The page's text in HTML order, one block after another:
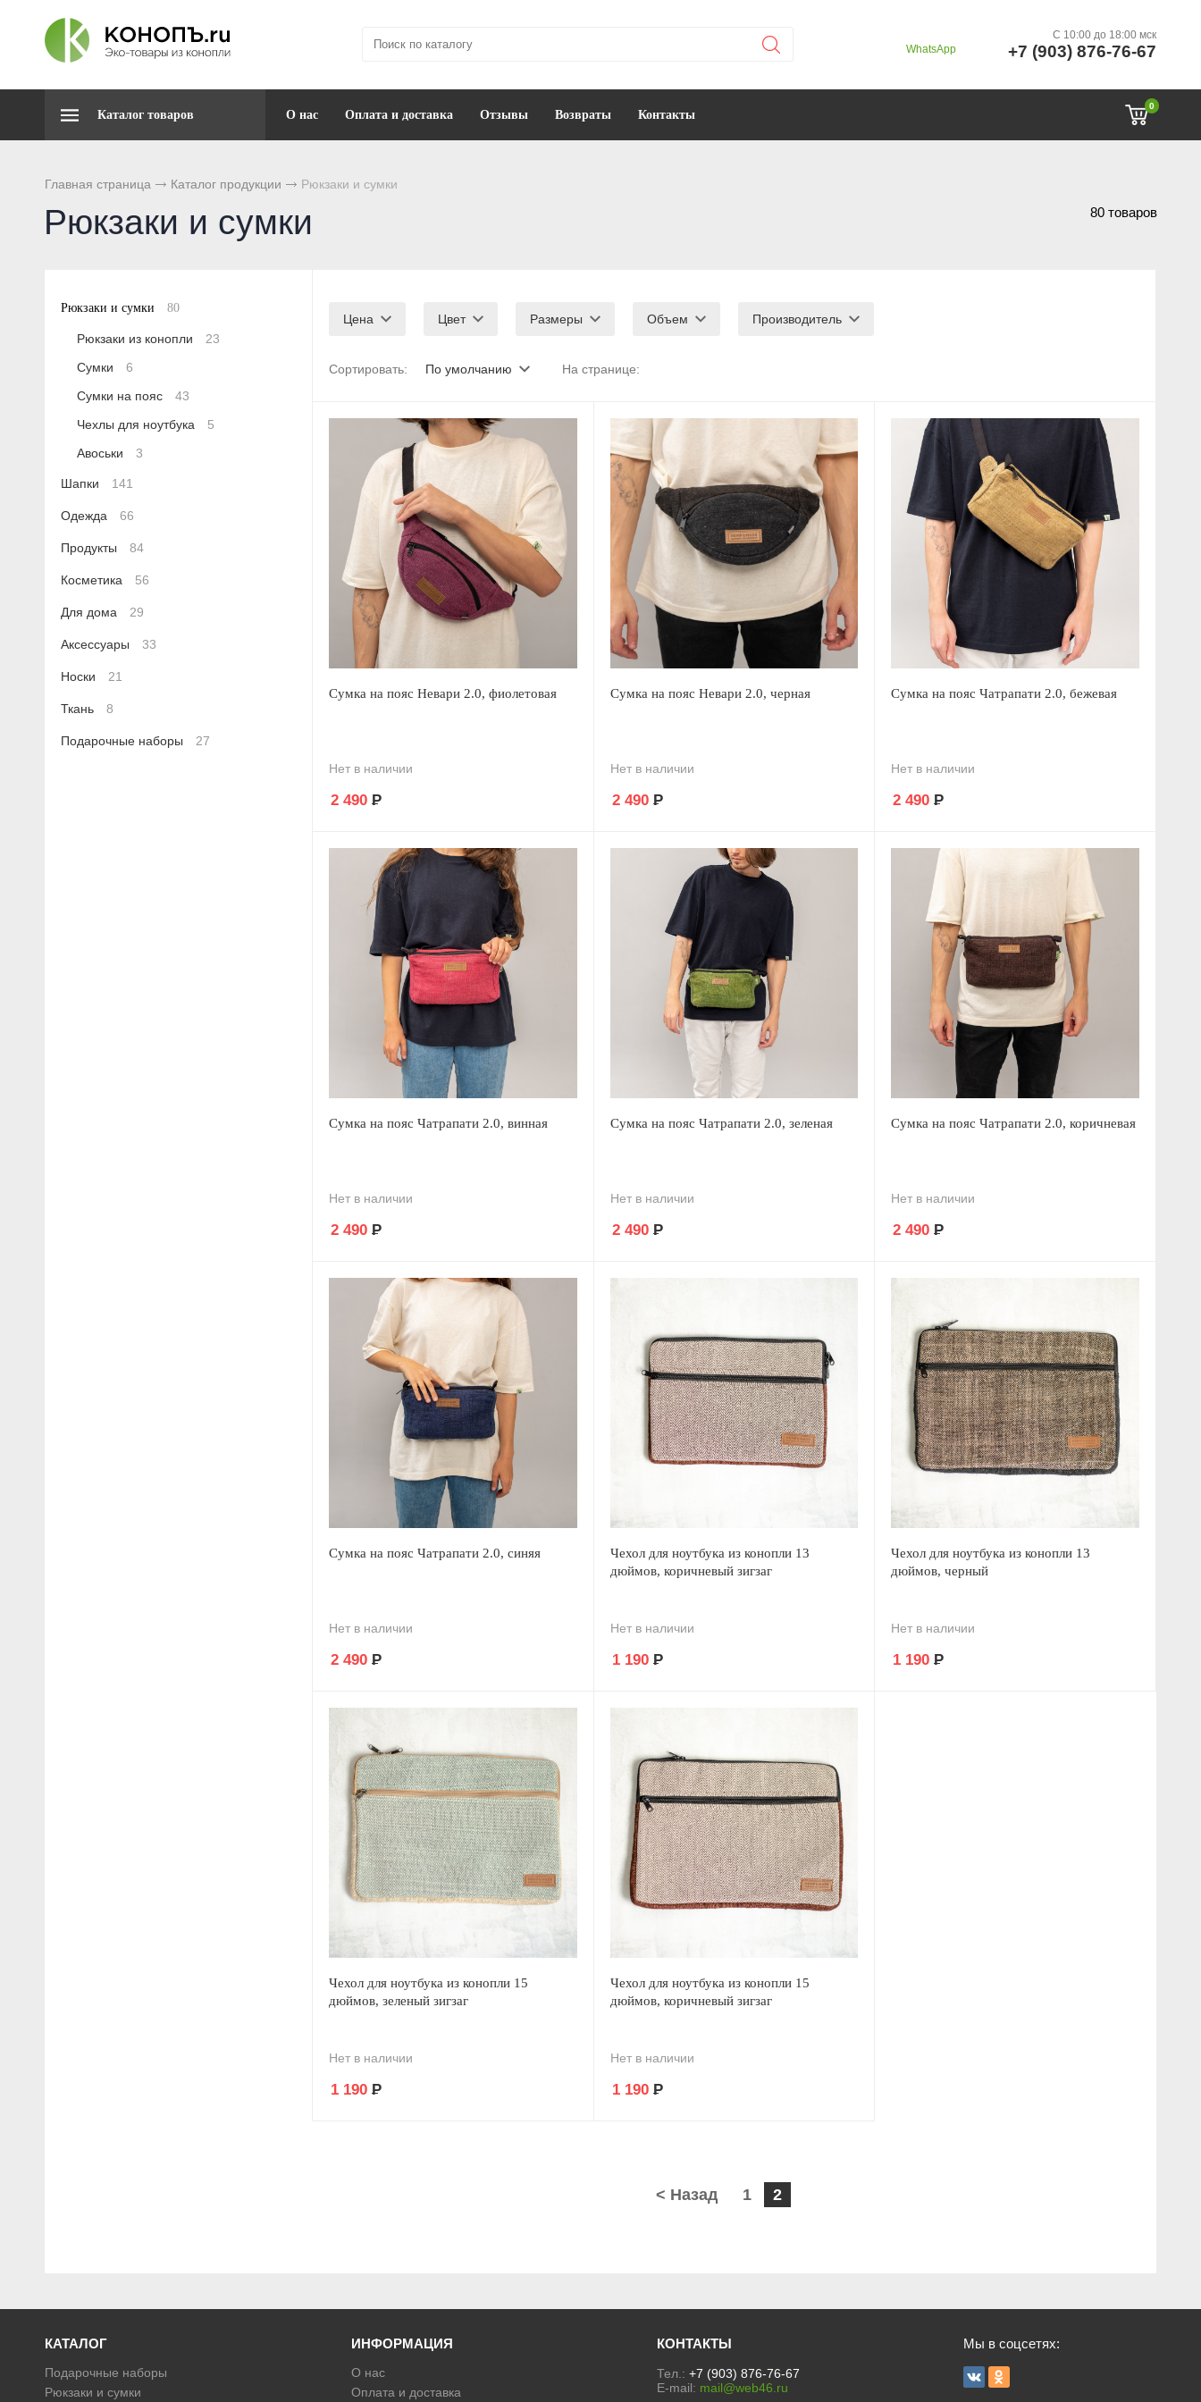
WhatsApp
C 10:00 до 18:00 мск
+7 (903) 876-76-67
0
Каталог товаров О нас Оплата и доставка Отзывы Возвраты Контакты
Главная страница Каталог продукции Рюкзаки и сумки
80 товаров
Рюкзаки и сумки
Цена Цвет Размеры Объем Производитель
Сортировать: По умолчанию На странице:
Сумка на пояс Невари 2.0, фиолетовая
Нет в наличии
2 490 Р
Сумка на пояс Невари 2.0, черная
Нет в наличии
2 490 Р
Сумка на пояс Чатрапати 2.0, бежевая
Нет в наличии
2 490Р
Сумка на пояс Чатрапати 2.0, винная
Нет в наличии
2 490 Р
Сумка на пояс Чатрапати 2.0, зеленая
Нет в наличии
2 490 Р
Сумка на пояс Чатрапати 2.0, коричневая
Нет в наличии
2 490Р
Сумка на пояс Чатрапати 2.0, синяя
Нет в наличии
2 490 Р
Чехол для ноутбука из конопли 13
дюймов, коричневый зигзаг
Нет в наличии
1 190 Р
Чехол для ноутбука из конопли 13
дюймов, черный
Нет в наличии
1 190Р
Чехол для ноутбука из конопли 15
дюймов, зеленый зигзаг
Нет в наличии
1 190 Р
Чехол для ноутбука из конопли 15
дюймов, коричневый зигзаг
Нет в наличии
1 190 Р
< Назад 1 2
Рюкзаки и сумки 80
Рюкзаки из конопли
23
Сумки
6
Сумки на пояс
43
Чехлы для ноутбука
5
Авоськи
3
Шапки 141
Одежда 66
Продукты 84
Косметика 56
Для дома 29
Аксессуары 33
Носки 21
Ткань 8
Подарочные наборы 27
КАТАЛОГ
Подарочные наборы
Рюкзаки и сумки
ИНФОРМАЦИЯ
О нас
Оплата и доставка
КОНТАКТЫ
Тел.:+7 (903) 876-76-67
E-mail: mail@web46.ru
Мы в соцсетях: